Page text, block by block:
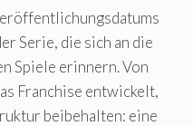
Serie, die sich an die
Spiele erinnern. Von
Franchise entwickelt,
beibehalten: eine